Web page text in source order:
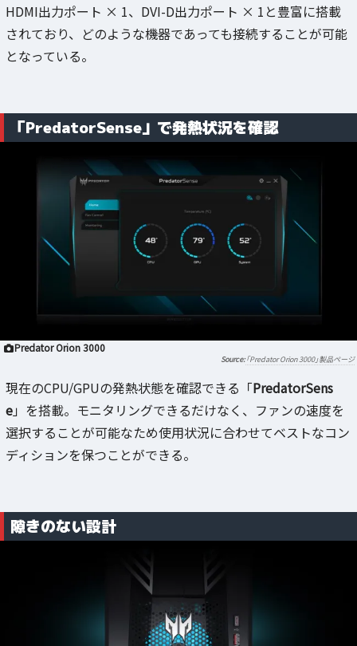
HDMI出力ポート × 1、DVI-D出力ポート × 1と豊富に搭載
されており、どのような機器であっても接続することが可能
となっている。
「PredatorSense」で発熱状況を確認
Predator Orion 3000
「Predator Orion 3000」製品ページ
現在のCPU/GPUの発熱状態を確認できる「PredatorSens
e」を搭載。モニタリングできるだけなく、ファンの速度を
選択することが可能なため使用状況に合わせてベストなコン
ディションを保つことができる。
隙きのない設計